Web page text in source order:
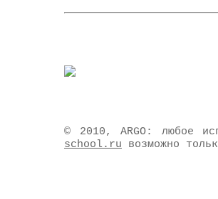
© 2010, ARGO: любое
school.ru возможно